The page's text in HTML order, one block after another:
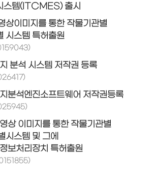
스템(ITCMES) 출시
상이미지를 통한 작물기관별
시스템 특허출원
분석 시스템 저작권 등록
분석엔진소프트웨어 저작권등록
상 이미지를 통한 작물기관별
시스템 및 그에
보처리장치 특허출원